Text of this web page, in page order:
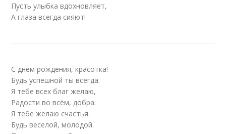
Пусть улыбка вдохновляет,
А глаза всегда сияют!
С днем рождения, красотка!
Будь успешной ты всегда.
Я тебе всех благ желаю,
Радости во всём, добра.
Я тебе желаю счастья.
Будь веселой, молодой.